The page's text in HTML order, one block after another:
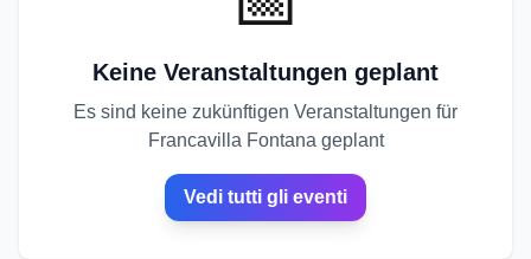
intensa, tra cultura, spiritualità e gastronomia.
Keine Veranstaltungen geplant
Es sind keine zukünftigen Veranstaltungen für
Francavilla Fontana geplant
Vedi tutti gli eventi